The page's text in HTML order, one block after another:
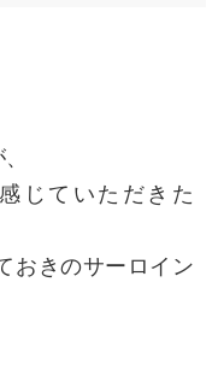
じていただきた
おきのサーロイン